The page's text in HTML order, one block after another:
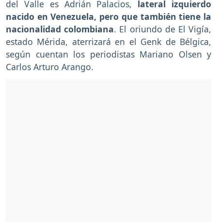
del Valle es Adrián Palacios, lateral izquierdo
nacido en Venezuela, pero que también tiene la
nacionalidad colombiana. El oriundo de El Vigía,
estado Mérida, aterrizará en el Genk de Bélgica,
según cuentan los periodistas Mariano Olsen y
Carlos Arturo Arango.